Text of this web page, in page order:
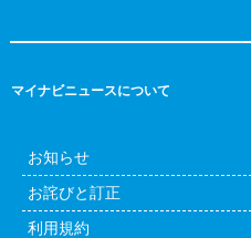
マイナビニュースについて
お知らせ
お詫びと訂正
利用規約